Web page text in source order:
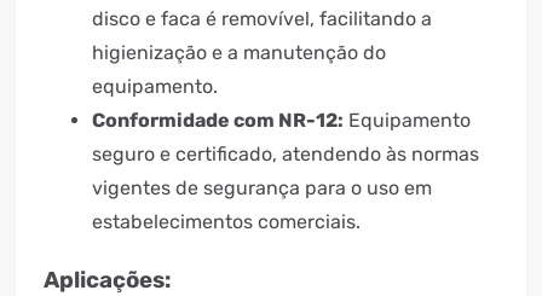
disco e faca é removível, facilitando a
higienização e a manutenção do
equipamento.
Conformidade com NR-12: Equipamento
seguro e certificado, atendendo às normas
vigentes de segurança para o uso em
estabelecimentos comerciais.
Aplicações: